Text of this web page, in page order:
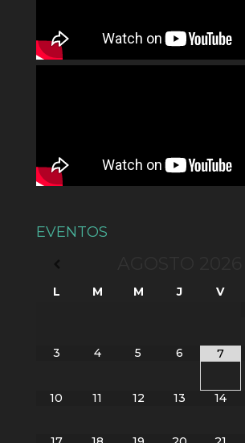
EVENTOS
L M M J V
3 4 5 6 7
10 11 12 13 14